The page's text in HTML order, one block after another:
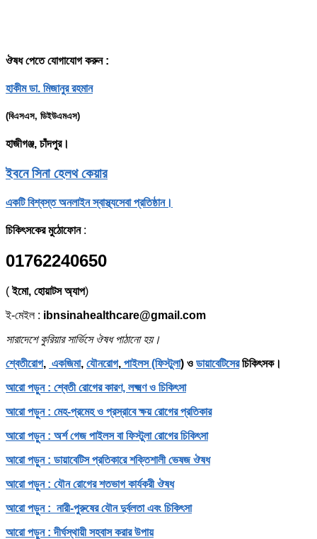
ঔষধ পেতে যোগাযোগ করুন :
হাকীম ডা. মিজানুর রহমান
(বিএসএস, ডিইউএমএস)
হাজীগঞ্জ, চাঁদপুর।
ইবনে সিনা হেলথ কেয়ার
একটি বিশ্বস্ত অনলাইন স্বাস্থ্যসেবা প্রতিষ্ঠান।
চিকিৎসকের মুঠোফোন:
01762240650
(ইমো, হোয়াটস অ্যাপ)
ই-মেইল : ibnsinahealthcare@gmail.com
সারাদেশে কুরিয়ার সার্ভিসে ঔষধ পাঠানো হয়।
শ্বেতীরোগ, একজিমা, যৌনরোগ, পাইলস (ফিস্টুলা) ও ডায়াবেটিসেরচিকিৎসক।
আরো পড়ুন : শ্বেতী রোগের কারণ, লক্ষ্মণ ও চিকিৎসা
আরো পড়ুন : মেহ-প্রমেহ ও প্রস্রাবে ক্ষয় রোগের প্রতিকার
আরো পড়ুন : অর্শ গেজ পাইলস বা ফিস্টুলা রোগের চিকিৎসা
আরো পড়ুন : ডায়াবেটিস প্রতিকারে শক্তিশালী ভেষজ ঔষধ
আরো পড়ুন : যৌন রোগের শতভাগ কার্যকরী ঔষধ
আরো পড়ুন : নারী-পুরুষের যৌন দুর্বলতা এবং চিকিৎসা
আরো পড়ুন : দীর্ঘস্থায়ী সহবাস করার উপায়